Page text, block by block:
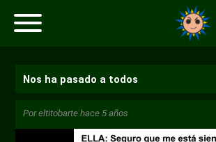
Nos ha pasado a todos
Poreltitobarte hace 5 años